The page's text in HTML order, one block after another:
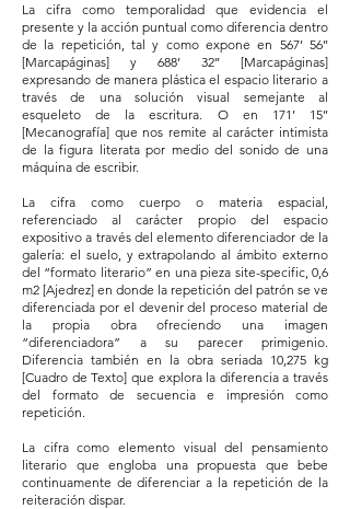
La cifra como temporalidad que evidencia el
presente y la acción puntual como diferencia dentro
de la repetición, tal y como expone en 567’ 56’’
[Marcapáginas] y 688’ 32’’ [Marcapáginas]
expresando de manera plástica el espacio literario a
través de una solución visual semejante al
esqueleto de la escritura. O en 171’ 15’’
[Mecanografía] que nos remite al carácter intimista
de la figura literata por medio del sonido de una
máquina de escribir.
La cifra como cuerpo o materia espacial,
referenciado al carácter propio del espacio
expositivo a través del elemento diferenciador de la
galería: el suelo, y extrapolando al ámbito externo
del “formato literario” en una pieza site-specific, 0,6
m2 [Ajedrez] en donde la repetición del patrón se ve
diferenciada por el devenir del proceso material de
la propia obra ofreciendo una imagen
“diferenciadora” a su parecer primigenio.
Diferencia también en la obra seriada 10,275 kg
[Cuadro de Texto] que explora la diferencia a través
del formato de secuencia e impresión como
repetición.
La cifra como elemento visual del pensamiento
literario que engloba una propuesta que bebe
continuamente de diferenciar a la repetición de la
reiteración dispar.